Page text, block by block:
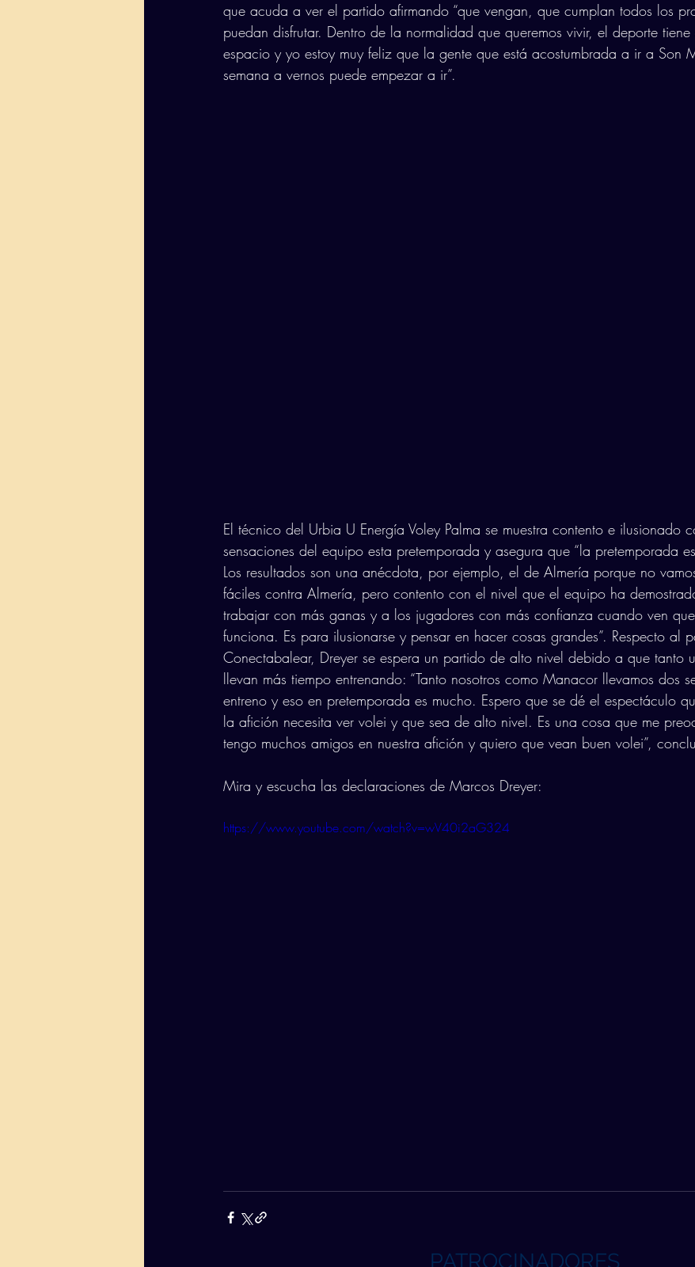
que acuda a ver el partido afirmando “que vengan, que cumplan todos los
puedan disfrutar. Dentro de la normalidad que queremos vivir, el deporte
espacio y yo estoy muy feliz que la gente que está acostumbrada a ir a Son
semana a vernos puede empezar a ir”.
El técnico del Urbia U Energía Voley Palma se muestra contento e ilusionado
sensaciones del equipo esta pretemporada y asegura que “la pretemporada
Los resultados son una anécdota, por ejemplo, el de Almería porque no
fáciles contra Almería, pero contento con el nivel que el equipo ha
trabajar con más ganas y a los jugadores con más confianza cuando ven
funciona. Es para ilusionarse y pensar en hacer cosas grandes”. Respecto al
Conectabalear, Dreyer se espera un partido de alto nivel debido a que tanto
llevan más tiempo entrenando: “Tanto nosotros como Manacor llevamos dos
entreno y eso en pretemporada es mucho. Espero que se dé el espectáculo
la afición necesita ver volei y que sea de alto nivel. Es una cosa que me
tengo muchos amigos en nuestra afición y quiero que vean buen volei”,
Mira y escucha las declaraciones de Marcos Dreyer:
https://www.youtube.com/watch?v=wV40i2aG324
PATROCINADORES